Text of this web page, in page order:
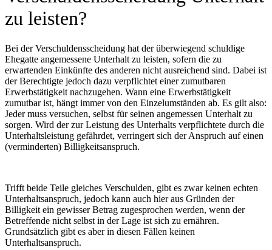
zu leisten?
Bei der Verschuldensscheidung hat der überwiegend schuldige
Ehegatte angemessene Unterhalt zu leisten, sofern die zu
erwartenden Einkünfte des anderen nicht ausreichend sind. Dabei ist
der Berechtigte jedoch dazu verpflichtet einer zumutbaren
Erwerbstätigkeit nachzugehen. Wann eine Erwerbstätigkeit
zumutbar ist, hängt immer von den Einzelumständen ab. Es gilt also:
Jeder muss versuchen, selbst für seinen angemessen Unterhalt zu
sorgen. Wird der zur Leistung des Unterhalts verpflichtete durch die
Unterhaltsleistung gefährdet, verringert sich der Anspruch auf einen
(verminderten) Billigkeitsanspruch.
Trifft beide Teile gleiches Verschulden, gibt es zwar keinen echten
Unterhaltsanspruch, jedoch kann auch hier aus Gründen der
Billigkeit ein gewisser Betrag zugesprochen werden, wenn der
Betreffende nicht selbst in der Lage ist sich zu ernähren.
Grundsätzlich gibt es aber in diesen Fällen keinen
Unterhaltsanspruch.